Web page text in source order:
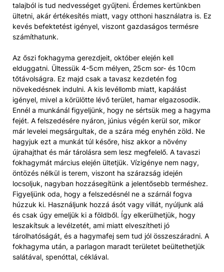
talajból is tud nedvességet gyűjteni. Érdemes kertünkben
ültetni, akár értékesítés miatt, vagy otthoni használatra is. Ez
kevés befektetést igényel, viszont gazdaságos termésre
számíthatunk.
Az őszi fokhagyma gerezdjeit, október elején kell
elduggatni. Ültessük 4-5cm mélyen, 25cm sor- és 10cm
tőtávolságra. Ez majd csak a tavasz kezdetén fog
növekedésnek indulni. A kis levéllomb miatt, kapálást
igényel, mivel a körülötte lévő terület, hamar elgazosodik.
Ennél a munkánál figyeljünk, hogy ne sértsük meg a hagyma
fejét. A felszedésére nyáron, június végén kerül sor, mikor
már levelei megsárgultak, de a szára még enyhén zöld. Ne
hagyjuk ezt a munkát túl későre, hisz akkor a növény
újrahajthat és már tárolásra sem lesz megfelelő. A tavaszi
fokhagymát március elején ültetjük. Vízigénye nem nagy,
öntözés nélkül is terem, viszont ha szárazság idején
locsoljuk, nagyban hozzásegítünk a jelentősebb terméshez.
Figyeljünk oda, hogy a felszedésnél ne a szárnál fogva
húzzuk ki. Használjunk hozzá ásót vagy villát, nyúljunk alá
és csak úgy emeljük ki a földből. Így elkerülhetjük, hogy
leszakítsuk a levélzetét, ami miatt elveszítheti jó
tárolhatóságát, és a hagymafej sem tud jól összeszáradni. A
fokhagyma után, a parlagon maradt területet beültethetjük
salátával, spenóttal, céklával.